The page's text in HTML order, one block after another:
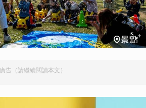
廣告（請繼續閱讀本文）